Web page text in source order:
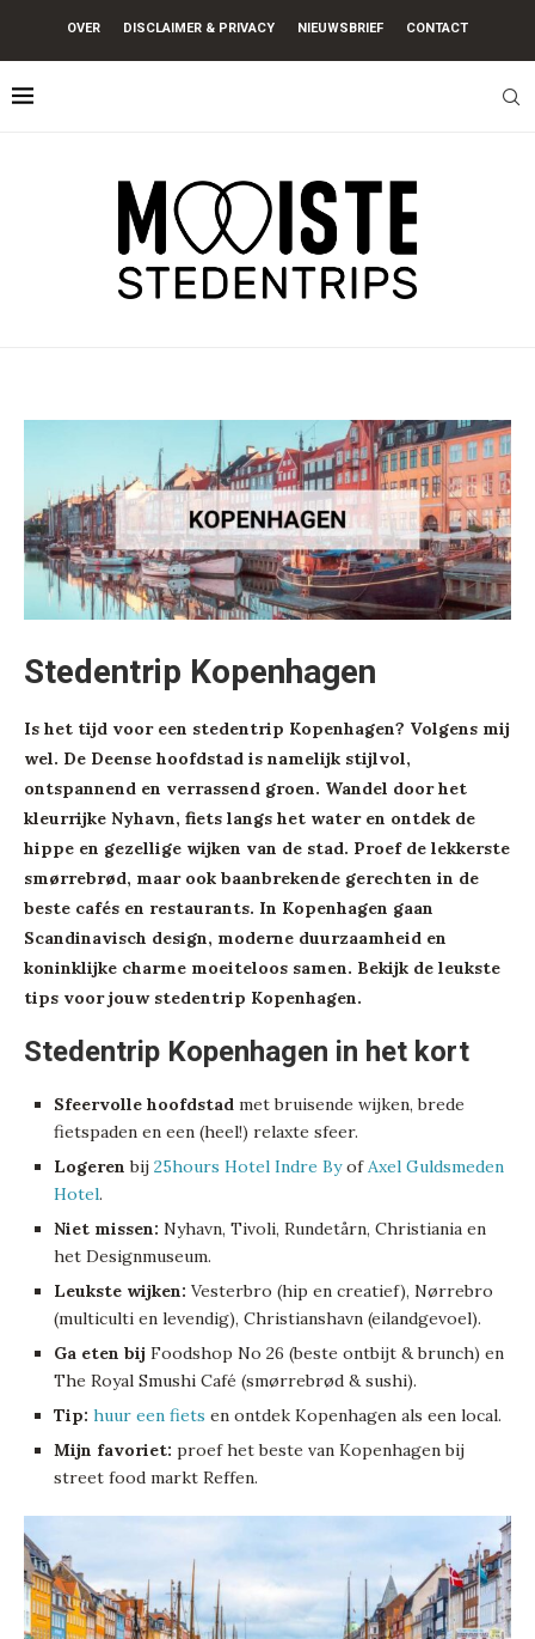
OVER DISCLAIMER & PRIVACY NIEUWSBRIEF CONTACT
Stedentrip Kopenhagen
Is het tijd voor een stedentrip Kopenhagen? Volgens mij
wel. De Deense hoofdstad is namelijk stijlvol,
ontspannend en verrassend groen. Wandel door het
kleurrijke Nyhavn, fiets langs het water en ontdek de
hippe en gezellige wijken van de stad. Proef de lekkerste
smørrebrød, maar ook baanbrekende gerechten in de
beste cafés en restaurants. In Kopenhagen gaan
Scandinavisch design, moderne duurzaamheid en
koninklijke charme moeiteloos samen. Bekijk de leukste
tips voor jouw stedentrip Kopenhagen.
Stedentrip Kopenhagen in het kort
Sfeervolle hoofdstad met bruisende wijken, brede
fietspaden en een (heel!) relaxte sfeer.
Logeren bij 25hours Hotel Indre ByofAxel Guldsmeden
Hotel.
Niet missen: Nyhavn, Tivoli, Rundetårn, Christiania en
het Designmuseum.
Leukste wijken: Vesterbro (hip en creatief), Nørrebro
(multiculti en levendig), Christianshavn (eilandgevoel).
Ga eten bij Foodshop No 26 (beste ontbijt & brunch) en
The Royal Smushi Café (smørrebrød & sushi).
Tip: huur een fiets en ontdek Kopenhagen als een local.
Mijn favoriet: proef het beste van Kopenhagen bij
street food markt Reffen.